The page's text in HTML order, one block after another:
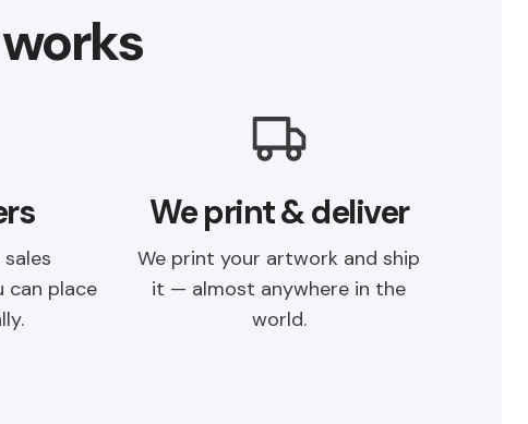
can place
We print & deliver
We print your artwork and ship
it — almost anywhere in the
world.